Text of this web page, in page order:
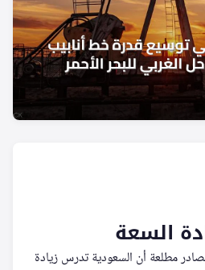
السعة
مطلعة أن السعودية تدرس زيادة